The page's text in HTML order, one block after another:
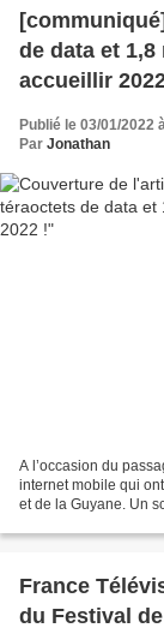
de data et
accueillir
Publié le 03/01/2022
Par Jonathan
A l’occasion du
internet mobile qui
et de la Guyane. Un
France
du Festival